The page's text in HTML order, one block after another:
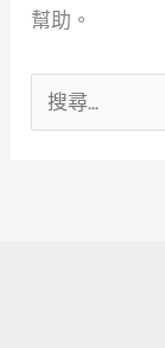
幫助。
搜
尋